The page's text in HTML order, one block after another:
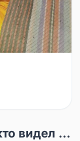
видел ...